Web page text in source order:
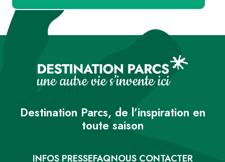
Destination Parcs, de l’inspiration en
toute saison
INFOS PRESSEFAQNOUS CONTACTER